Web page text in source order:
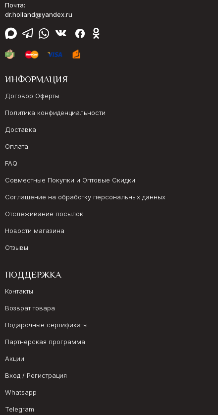
Почта:
dr.holland@yandex.ru
ИНФОРМАЦИЯ
Договор Оферты
Политика конфиденциальности
Доставка
Оплата
FAQ
Совместные Покупки и Оптовые Скидки
Соглашение на обработку персональных данных
Отслеживание посылок
Новости магазина
Отзывы
ПОДДЕРЖКА
Контакты
Возврат товара
Подарочные сертификаты
Партнерская программа
Акции
Вход / Регистрация
Whatsapp
Telegram